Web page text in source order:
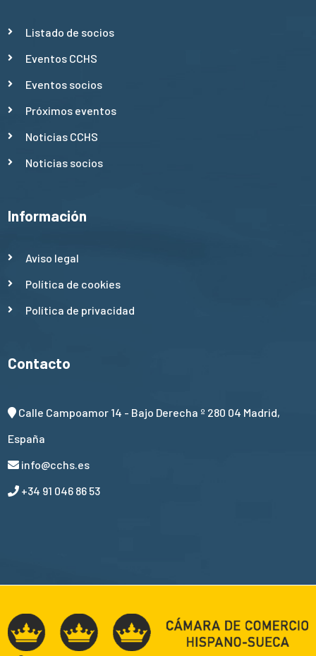
Listado de socios
Eventos CCHS
Eventos socios
Próximos eventos
Noticias CCHS
Noticias socios
Información
Aviso legal
Política de cookies
Política de privacidad
Contacto
Calle Campoamor 14 - Bajo Derecha º 280 04 Madrid,
España
info@cchs.es
+34 91 046 86 53